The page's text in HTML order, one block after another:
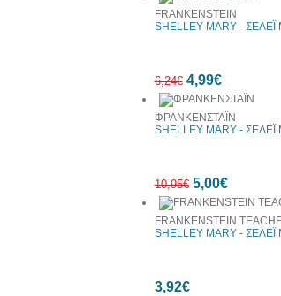
FRANKENSTEIN
SHELLEY MARY - ΣΕΛΕΪ
6,24€ 4,99€
ΦΡΑΝΚΕΝΣΤΑΪΝ
SHELLEY MARY - ΣΕΛΕΪ
10,95€ 5,00€
FRANKENSTEIN
SHELLEY MARY - ΣΕΛΕΪ
3,92€